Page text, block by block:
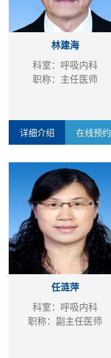
林建海
科室：呼吸内科
职称：主任医师
详细介绍 在线预约
任涟萍
科室：呼吸内科
职称：副主任医师